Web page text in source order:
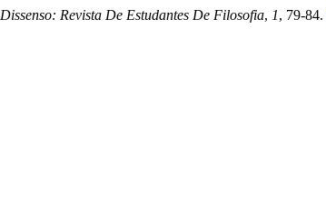
Dissenso: Revista De Estudantes De Filosofia, 1, 79-84.